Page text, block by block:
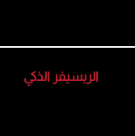
الريسيفر الذكي